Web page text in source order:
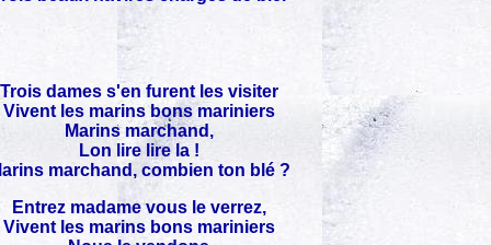
Trois dames s'en furent les visiter
Vivent les marins bons mariniers
Marins marchand,
Lon lire lire la !
marchand, combien ton blé ?
Entrez madame vous le verrez,
Vivent les marins bons mariniers